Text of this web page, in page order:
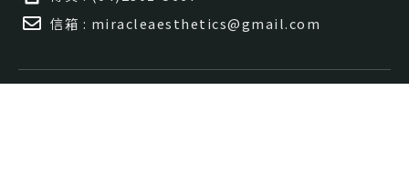
信箱 : miracleaesthetics@gmail.com